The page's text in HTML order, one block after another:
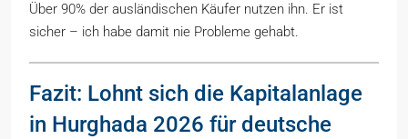
Über 90% der ausländischen Käufer nutzen ihn. Er ist
sicher – ich habe damit nie Probleme gehabt.
Fazit: Lohnt sich die Kapitalanlage
in Hurghada 2026 für deutsche